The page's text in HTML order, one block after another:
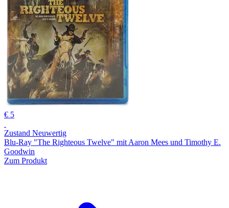
€ 5
Zustand Neuwertig
Blu-Ray "The Righteous Twelve" mit Aaron Mees und Timothy E.
Goodwin
Zum Produkt